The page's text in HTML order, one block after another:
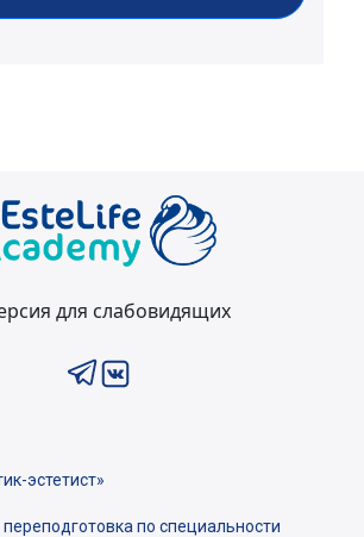
для слабовидящих
эстетист»
по специальности